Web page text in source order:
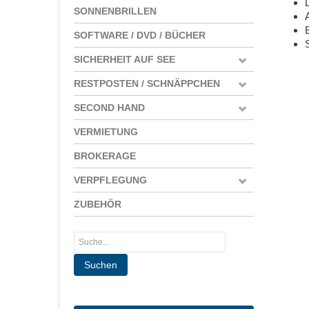
SONNENBRILLEN
SOFTWARE / DVD / BÜCHER
SICHERHEIT AUF SEE
RESTPOSTEN / SCHNÄPPCHEN
SECOND HAND
VERMIETUNG
BROKERAGE
VERPFLEGUNG
ZUBEHÖR